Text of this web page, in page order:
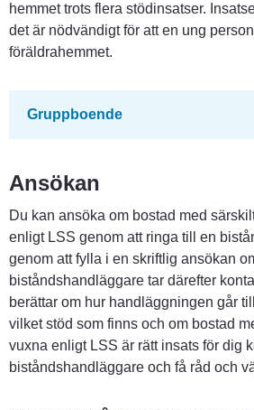
hemmet trots flera stödinsatser.
det är nödvändigt för att en ung
föräldrahemmet.
Gruppboende
Ansökan
Du kan ansöka om bostad med
enligt LSS genom att ringa till en
genom att fylla i en skriftlig ansökan
biståndshandläggare tar därefter
berättar om hur handläggningen går
vilket stöd som finns och om bostad
vuxna enligt LSS är rätt insats för dig
biståndshandläggare och få råd och